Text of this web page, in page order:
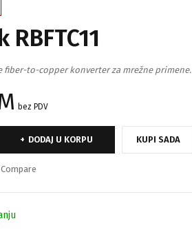
fiber-to-copper konverter za mrežne primene.
bez PDV
DODAJ U KORPU KUPI SADA
Compare